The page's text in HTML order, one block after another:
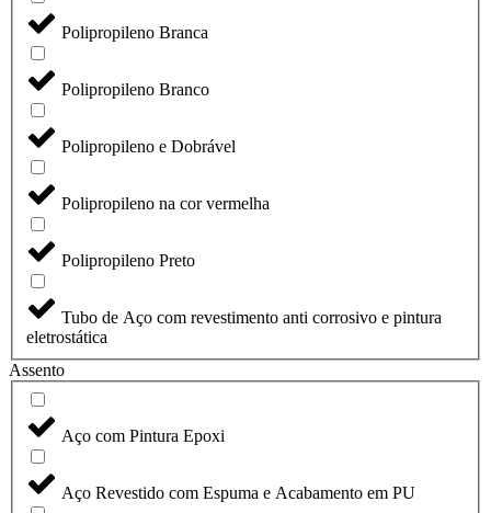
Polipropileno Branca
Polipropileno Branco
Polipropileno e Dobrável
Polipropileno na cor vermelha
Polipropileno Preto
Tubo de Aço com revestimento anti corrosivo e pintura
eletrostática
Assento
Aço com Pintura Epoxi
Aço Revestido com Espuma e Acabamento em PU